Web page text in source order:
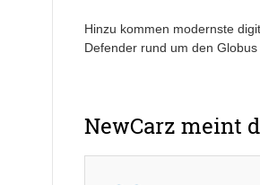
Hinzu kommen modernste
Defender rund um den
NewCarz meint